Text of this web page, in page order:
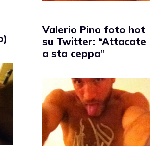
Valerio Pino foto hot
su Twitter: “Attacate
a sta ceppa”